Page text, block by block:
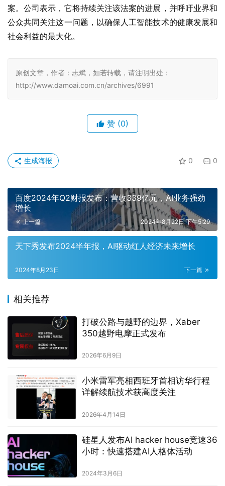
案。公司表示，它将持续关注该法案的进展，并呼吁业界和
公众共同关注这一问题，以确保人工智能技术的健康发展和
社会利益的最大化。
原创文章，作者：志斌，如若转载，请注明出处：
http://www.damoai.com.cn/archives/6991
赞 (0)
0 0
生成海报
百度2024年Q2财报发布：营收339亿元，AI业务强劲
增长
上一篇 2024年8月22日 下午5:29
天下秀发布2024半年报，AI驱动红人经济未来增长
下一篇
2024年8月23日
相关推荐
打破公路与越野的边界，Xaber
350越野电摩正式发布
2026年6月9日
小米雷军亮相西班牙首相访华行程
详解续航技术获高度关注
2026年4月14日
硅星人发布AI hacker house竞速36
小时：快速搭建AI人格体活动
2024年3月6日